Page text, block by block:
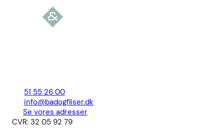
51 55 26 00
info@badogfliser.dk
Se vores adresser
CVR: 32 05 92 79